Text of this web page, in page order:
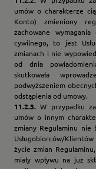
umów o charakterze
Konto) zmieniony
zachowane
cywilnego, to jest
zmianach i nie
od dnia
skutkowała
podwyższeniem
odstąpienia od umowy.
11.2.3. W przypadku
umów o innym
zmiany Regulaminu nie
Usługobiorców/
życie zmian
miały wpływu na już